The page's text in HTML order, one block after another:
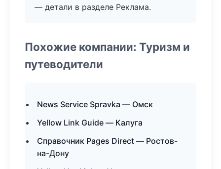
— детали в разделе Реклама.
Похожие компании: Туризм и
путеводители
News Service Spravka — Омск
Yellow Link Guide — Калуга
Справочник Pages Direct — Ростов-
на-Дону